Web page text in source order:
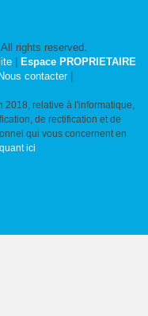
rights reserved.
Espace PROPRIETAIRE
Nous contacter|
2018, relative à l'informatique,
de rectification et de
qui vous concernent en
ici